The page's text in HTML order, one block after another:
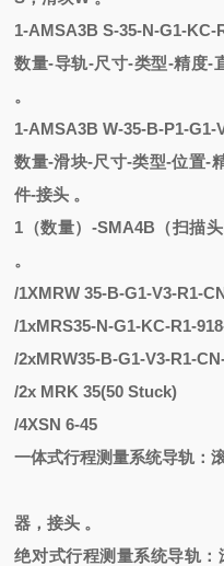
1-AMSA3B S-35-N-G1-KC-
数量-导轨-尺寸-类型-精度-
。
1-AMSA3B W-35-B-P1-G1-
数量-滑块-尺寸-类型-位置-
件-接头 。
1（数量）-SMA4B（扫描
。
/1XMRW 35-B-G1-V3-R1-
/1xMRS35-N-G1-KC-R1-
/2xMRW35-B-G1-V3-R1-
/2x MRK 35(50 Stuck)
/4XSN 6-45
一体式行程测量系统导轨：
器，接头 。
绝对式行程测量系统导轨：